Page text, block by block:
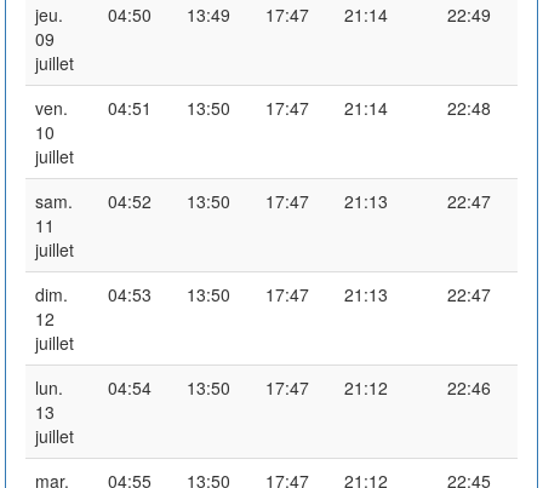
jeu.
09
juillet
04:50 13:49 17:47 21:14 22:49
ven.
10
juillet
04:51 13:50 17:47 21:14 22:48
sam.
11
juillet
04:52 13:50 17:47 21:13 22:47
dim.
12
juillet
04:53 13:50 17:47 21:13 22:47
lun.
13
juillet
04:54 13:50 17:47 21:12 22:46
mar.
04:55 13:50 17:47 21:12 22:45